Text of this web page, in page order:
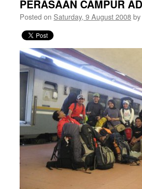
PERASAAN CAMPUR
Posted on Saturday, 9 August 2008by